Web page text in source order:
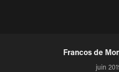
Francos de
juin